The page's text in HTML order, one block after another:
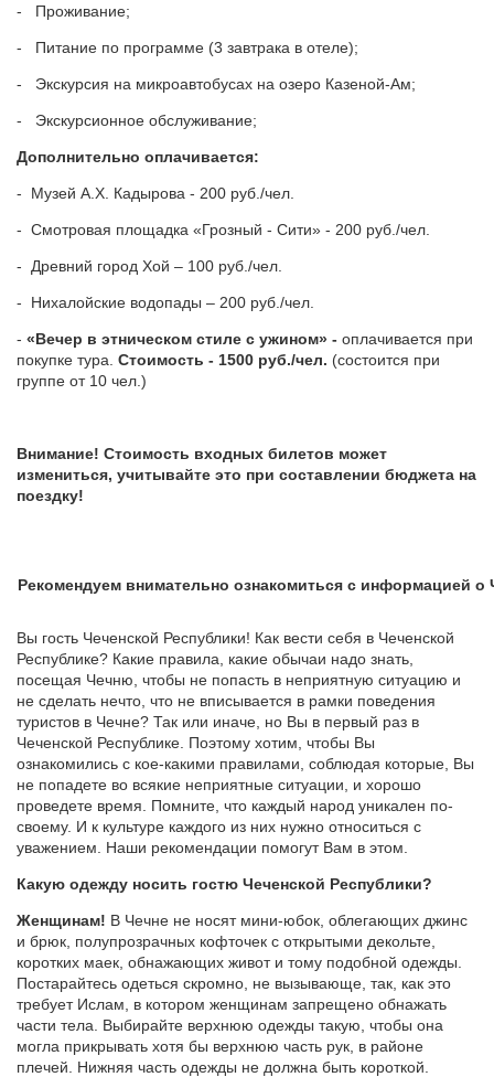
- Проживание;
- Питание по программе (3 завтрака в отеле);
- Экскурсия на микроавтобусах на озеро Казеной-Ам;
- Экскурсионное обслуживание;
Дополнительно оплачивается:
- Музей А.Х. Кадырова - 200 руб./чел.
- Смотровая площадка «Грозный - Сити» - 200 руб./чел.
- Древний город Хой – 100 руб./чел.
- Нихалойские водопады – 200 руб./чел.
- «Вечер в этническом стиле с ужином» - оплачивается при
покупке тура. Стоимость - 1500 руб./чел. (состоится при
группе от 10 чел.)
Внимание! Стоимость входных билетов может
измениться, учитывайте это при составлении бюджета на
поездку!
Рекомендуем внимательно ознакомиться с информацией
Вы гость Чеченской Республики! Как вести себя в Чеченской
Республике? Какие правила, какие обычаи надо знать,
посещая Чечню, чтобы не попасть в неприятную ситуацию и
не сделать нечто, что не вписывается в рамки поведения
туристов в Чечне? Так или иначе, но Вы в первый раз в
Чеченской Республике. Поэтому хотим, чтобы Вы
ознакомились с кое-какими правилами, соблюдая которые, Вы
не попадете во всякие неприятные ситуации, и хорошо
проведете время. Помните, что каждый народ уникален по-
своему. И к культуре каждого из них нужно относиться с
уважением. Наши рекомендации помогут Вам в этом.
Какую одежду носить гостю Чеченской Республики?
Женщинам! В Чечне не носят мини-юбок, облегающих джинс
и брюк, полупрозрачных кофточек с открытыми декольте,
коротких маек, обнажающих живот и тому подобной одежды.
Постарайтесь одеться скромно, не вызывающе, так, как это
требует Ислам, в котором женщинам запрещено обнажать
части тела. Выбирайте верхнюю одежды такую, чтобы она
могла прикрывать хотя бы верхнюю часть рук, в районе
плечей. Нижняя часть одежды не должна быть короткой.